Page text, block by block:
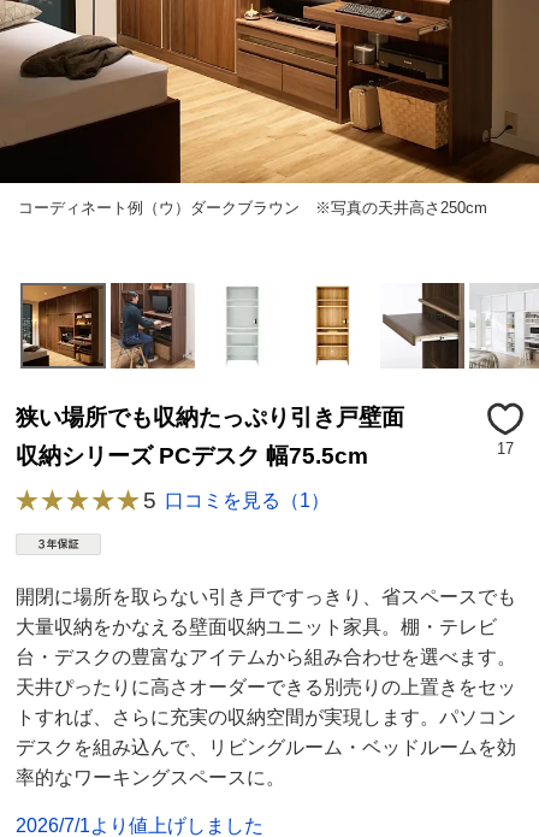
コーディネート例（ウ）ダークブラウン ※写真の天井高さ250cm
狭い場所でも収納たっぷり引き戸壁面
収納シリーズ PCデスク 幅75.5cm
17
5 口コミを見る（1）
開閉に場所を取らない引き戸ですっきり、省スペースでも
大量収納をかなえる壁面収納ユニット家具。棚・テレビ
台・デスクの豊富なアイテムから組み合わせを選べます。
天井ぴったりに高さオーダーできる別売りの上置きをセッ
トすれば、さらに充実の収納空間が実現します。パソコン
デスクを組み込んで、リビングルーム・ベッドルームを効
率的なワーキングスペースに。
2026/7/1より値上げしました